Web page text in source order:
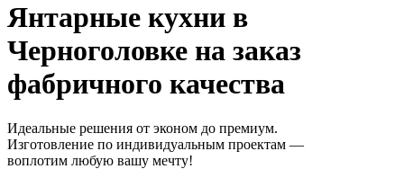
Янтарные кухни в
Черноголовке на заказ
фабричного качества
Идеальные решения от эконом до премиум.
Изготовление по индивидуальным проектам —
воплотим любую вашу мечту!